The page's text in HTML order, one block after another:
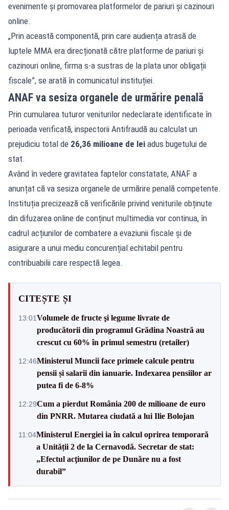
evenimente și promovarea platformelor de pariuri și cazinouri
online.
„Prin această componentă, prin care audiența atrasă de
luptele MMA era direcționată către platforme de pariuri și
cazinouri online, firma s-a sustras de la plata unor obligații
fiscale”, se arată în comunicatul instituției.
ANAF va sesiza organele de urmărire penală
Prin cumularea tuturor veniturilor nedeclarate identificate în
perioada verificată, inspectorii Antifraudă au calculat un
prejudiciu total de 26,36 milioane de lei adus bugetului de
stat.
Având în vedere gravitatea faptelor constatate, ANAF a
anunțat că va sesiza organele de urmărire penală competente.
Instituția precizează că verificările privind veniturile obținute
din difuzarea online de conținut multimedia vor continua, în
cadrul acțiunilor de combatere a evaziunii fiscale și de
asigurare a unui mediu concurențial echitabil pentru
contribuabilii care respectă legea.
CITEȘTE ȘI
13:01Volumele de fructe şi legume livrate de
producătorii din programul Grădina Noastră au
crescut cu 60% în primul semestru (retailer)
12:46Ministerul Muncii face primele calcule pentru
pensii și salarii din ianuarie. Indexarea pensiilor ar
putea fi de 6-8%
12:29Cum a pierdut România 200 de milioane de euro
din PNRR. Mutarea ciudată a lui Ilie Bolojan
11:04Ministerul Energiei ia în calcul oprirea temporară
a Unității 2 de la Cernavodă. Secretar de stat:
„Efectul acţiunilor de pe Dunăre nu a fost
durabil”